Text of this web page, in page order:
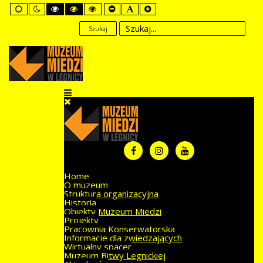
Default
mode
Night
mode
High
Contrast
mode
High
Contrast
Black
Yellow
mode
High
Contrast
Yellow
Black
mode
Set
Smaller
Font
Set
Default
Font
Set
Larger
Font
Szukaj
Home
O muzeum
Struktura organizacyjna
Historia
Obiekty Muzeum Miedzi
Projekty
Pracownia Konserwatorska
Informacje dla zwiedzających
Wirtualny spacer
Muzeum Bitwy Legnickiej